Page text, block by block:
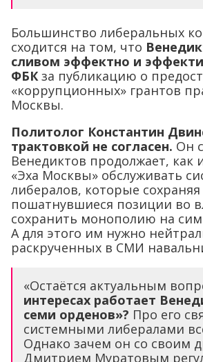
Большинство либеральных
сходится на том, что
сливом эффектно и
ФБКза публикацию о
«коррупционных» грантов
Москвы.
Политолог Константин
трактовкой не согласен. Он
Венедиктов продолжает, как
«Эха Москвы» обслуживать
либералов, которые сохраняя
пошатнувшиеся позиции во
сохранить монополию на
А для этого им нужно
раскрученных в СМИ
«Остаётся актуальным
интересах работает
семи орденов»? Про его
системными либералами
Однако зачем он со своим
Дмитрием Муратовым